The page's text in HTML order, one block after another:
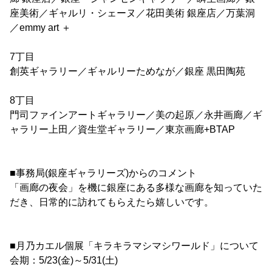
座美術／ギャルリ・シェーヌ／花田美術 銀座店／万葉洞
／emmy art ＋
7丁目
創英ギャラリー／ギャルリーためなが／銀座 黒田陶苑
8丁目
門司ファインアートギャラリー／美の起原／永井画廊／ギ
ャラリー上田／資生堂ギャラリー／東京画廊+BTAP
■事務局(銀座ギャラリーズ)からのコメント
「画廊の夜会」を機に銀座にある多様な画廊を知っていた
だき、日常的に訪れてもらえたら嬉しいです。
■月乃カエル個展「キラキラマシマシワールド」について
会期：5/23(金)～5/31(土)